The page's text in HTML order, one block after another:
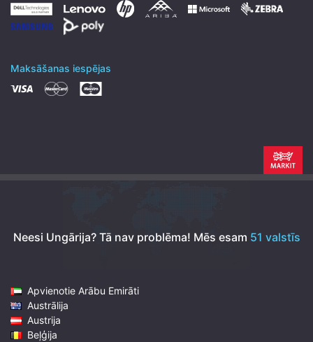
Maksāšanas iespējas
Neesi Ungārija? Tā nav problēma! Mēs esam 51 valstīs
Apvienotie Arābu Emirāti
Austrālija
Austrija
Beļģija